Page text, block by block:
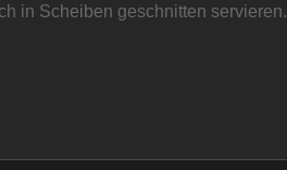
in Scheiben geschnitten servieren.